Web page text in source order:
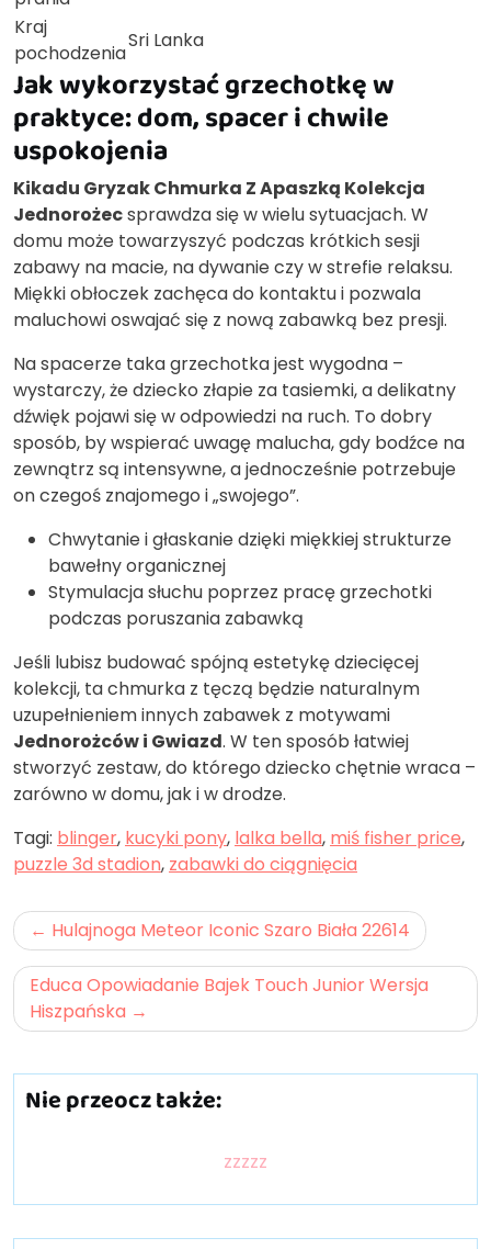
Kraj
pochodzenia
Sri Lanka
Jak wykorzystać grzechotkę w
praktyce: dom, spacer i chwile
uspokojenia
Kikadu Gryzak Chmurka Z Apaszką Kolekcja
Jednorożecsprawdza się w wielu sytuacjach. W
domu może towarzyszyć podczas krótkich sesji
zabawy na macie, na dywanie czy w strefie relaksu.
Miękki obłoczek zachęca do kontaktu i pozwala
maluchowi oswajać się z nową zabawką bez presji.
Na spacerze taka grzechotka jest wygodna –
wystarczy, że dziecko złapie za tasiemki, a delikatny
dźwięk pojawi się w odpowiedzi na ruch. To dobry
sposób, by wspierać uwagę malucha, gdy bodźce na
zewnątrz są intensywne, a jednocześnie potrzebuje
on czegoś znajomego i „swojego”.
Chwytanie i głaskanie dzięki miękkiej strukturze
bawełny organicznej
Stymulacja słuchu poprzez pracę grzechotki
podczas poruszania zabawką
Jeśli lubisz budować spójną estetykę dziecięcej
kolekcji, ta chmurka z tęczą będzie naturalnym
uzupełnieniem innych zabawek z motywami
Jednorożców i Gwiazd. W ten sposób łatwiej
stworzyć zestaw, do którego dziecko chętnie wraca –
zarówno w domu, jak i w drodze.
Tagi: blinger, kucyki pony, lalka bella, miś fisher price,
puzzle 3d stadion, zabawki do ciągnięcia
Nawigacja
wpisu
Hulajnoga Meteor Iconic Szaro Biała 22614
Educa Opowiadanie Bajek Touch Junior Wersja
Hiszpańska
Nie przeocz także:
zzzzz